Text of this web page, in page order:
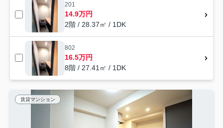
201
14.9万円
2階 / 28.37㎡ / 1DK
802
16.5万円
8階 / 27.41㎡ / 1DK
賃貸マンション